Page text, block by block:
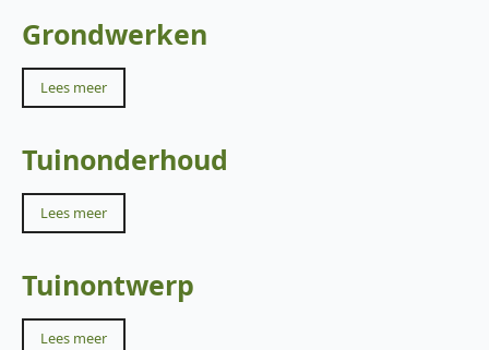
Grondwerken
Lees meer
Tuinonderhoud
Lees meer
Tuinontwerp
Lees meer